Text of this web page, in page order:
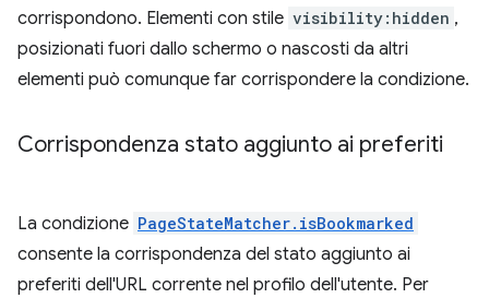
corrispondono. Elementi con stile visibility:hidden ,
posizionati fuori dallo schermo o nascosti da altri
elementi può comunque far corrispondere la condizione.
Corrispondenza stato aggiunto ai preferiti
La condizione PageStateMatcher.isBookmarked
consente la corrispondenza del stato aggiunto ai
preferiti dell'URL corrente nel profilo dell'utente. Per